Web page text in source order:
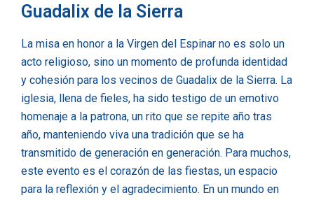
Guadalix de la Sierra
La misa en honor a la Virgen del Espinar no es solo un
acto religioso, sino un momento de profunda identidad
y cohesión para los vecinos de Guadalix de la Sierra. La
iglesia, llena de fieles, ha sido testigo de un emotivo
homenaje a la patrona, un rito que se repite año tras
año, manteniendo viva una tradición que se ha
transmitido de generación en generación. Para muchos,
este evento es el corazón de las fiestas, un espacio
para la reflexión y el agradecimiento. En un mundo en